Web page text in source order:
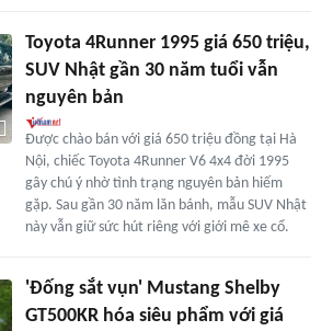
Toyota 4Runner 1995 giá 650 triệu,
SUV Nhật gần 30 năm tuổi vẫn
nguyên bản
Được chào bán với giá 650 triệu đồng tại Hà
Nội, chiếc Toyota 4Runner V6 4x4 đời 1995
gây chú ý nhờ tình trạng nguyên bản hiếm
gặp. Sau gần 30 năm lăn bánh, mẫu SUV Nhật
này vẫn giữ sức hút riêng với giới mê xe cổ.
'Đống sắt vụn' Mustang Shelby
GT500KR hóa siêu phẩm với giá